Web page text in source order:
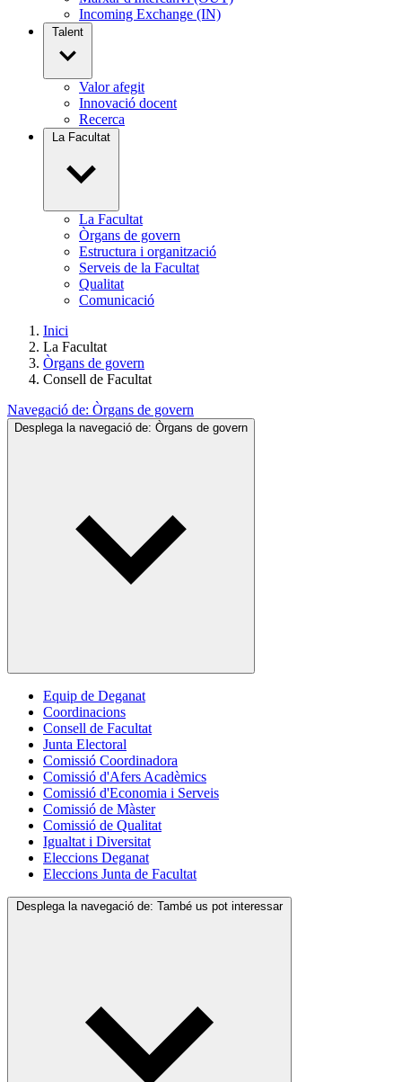
Incoming Exchange (IN)
Talent
Valor afegit
Innovació docent
Recerca
La Facultat
La Facultat
Òrgans de govern
Estructura i organització
Serveis de la Facultat
Qualitat
Comunicació
Inici
La Facultat
Òrgans de govern
Consell de Facultat
Navegació de: Òrgans de govern
Desplega la navegació de: Òrgans de govern
Equip de Deganat
Coordinacions
Consell de Facultat
Junta Electoral
Comissió Coordinadora
Comissió d'Afers Acadèmics
Comissió d'Economia i Serveis
Comissió de Màster
Comissió de Qualitat
Igualtat i Diversitat
Eleccions Deganat
Eleccions Junta de Facultat
Desplega la navegació de: També us pot interessar